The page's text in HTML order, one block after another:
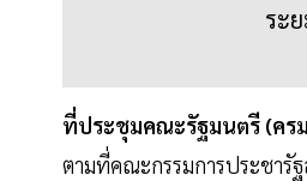
ระ
ที่ประชุมคณะรัฐมนตรี (คร
ตามที่คณะกรรมการประชารั